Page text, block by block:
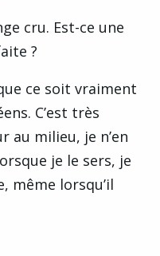
cru. Est-ce une
?
ce soit vraiment
C’est très
au milieu, je n’en
je le sers, je
même lorsqu’il